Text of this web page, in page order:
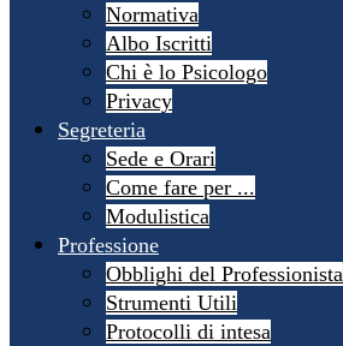
Normativa
Albo Iscritti
Chi è lo Psicologo
Privacy
Segreteria
Sede e Orari
Come fare per ...
Modulistica
Professione
Obblighi del Professionista
Strumenti Utili
Protocolli di intesa